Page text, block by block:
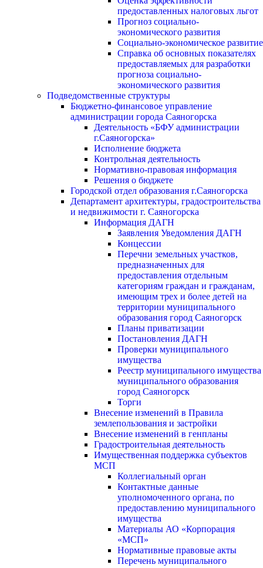
предоставленных налоговых льгот
Прогноз социально-
экономического развития
Социально-экономическое развитие
Справка об основных показателях
предоставляемых для разработки
прогноза социально-
экономического развития
Подведомственные структуры
Бюджетно-финансовое управление
администрации города Саяногорска
Деятельность «БФУ администрации
г.Саяногорска»
Исполнение бюджета
Контрольная деятельность
Нормативно-правовая информация
Решения о бюджете
Городской отдел образования г.Саяногорска
Департамент архитектуры, градостроительства
и недвижимости г. Саяногорска
Информация ДАГН
Заявления Уведомления ДАГН
Концессии
Перечни земельных участков,
предназначенных для
предоставления отдельным
категориям граждан и гражданам,
имеющим трех и более детей на
территории муниципального
образования город Саяногорск
Планы приватизации
Постановления ДАГН
Проверки муниципального
имущества
Реестр муниципального имущества
муниципального образования
город Саяногорск
Торги
Внесение изменений в Правила
землепользования и застройки
Внесение изменений в генпланы
Градостроительная деятельность
Имущественная поддержка субъектов
МСП
Коллегиальный орган
Контактные данные
уполномоченного органа, по
предоставлению муниципального
имущества
Материалы АО «Корпорация
«МСП»
Нормативные правовые акты
Перечень муниципального